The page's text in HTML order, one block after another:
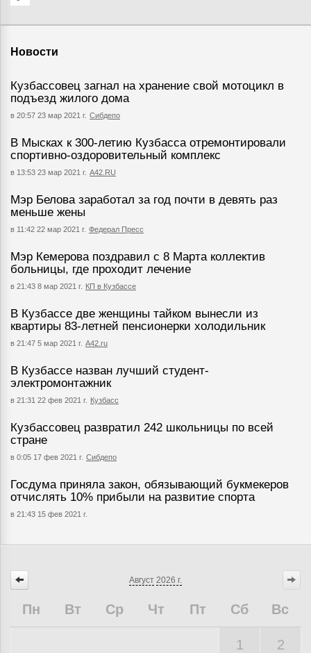
Новости
Кузбассовец загнал на хранение свой мотоцикл в
подъезд жилого дома
в 20:57 23 мар 2021 г. Сибдепо
В Мысках к 300-летию Кузбасса отремонтировали
спортивно-оздоровительный комплекс
в 13:53 23 мар 2021 г. А42.RU
Мэр Белова заработал за год почти в девять раз
меньше жены
в 11:42 22 мар 2021 г. Федерал Пресс
Мэр Кемерова поздравил с 8 Марта коллектив
больницы, где проходит лечение
в 21:43 8 мар 2021 г. КП в Кузбассе
В Кузбассе две женщины тайком вынесли из
квартиры 83-летней пенсионерки холодильник
в 21:47 5 мар 2021 г. А42.ru
В Кузбассе назван лучший студент-
электромонтажник
в 21:31 22 фев 2021 г. Кузбасс
Кузбассовец развратил 242 школьницы по всей
стране
в 0:05 17 фев 2021 г. Сибдепо
Госдума приняла закон, обязывающий букмекеров
отчислять 10% прибыли на развитие спорта
в 21:43 15 фев 2021 г.
Август 2026 г.
Пн Вт Ср Чт Пт Сб Вс
1 2